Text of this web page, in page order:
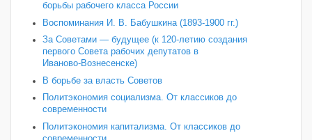
борьбы рабочего класса России
Воспоминания И. В. Бабушкина (1893-1900 гг.)
За Советами — будущее (к 120‑летию создания
первого Совета рабочих депутатов в
Иваново‑Вознесенске)
В борьбе за власть Советов
Политэкономия социализма. От классиков до
современности
Политэкономия капитализма. От классиков до